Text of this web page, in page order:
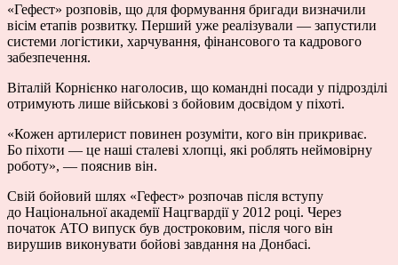
«Гефест» розповів, що для формування бригади визначили
вісім етапів розвитку. Перший уже реалізували — запустили
системи логістики, харчування, фінансового та кадрового
забезпечення.
Віталій Корнієнко наголосив, що командні посади у підрозділі
отримують лише військові з бойовим досвідом у піхоті.
«Кожен артилерист повинен розуміти, кого він прикриває.
Бо піхоти — це наші сталеві хлопці, які роблять неймовірну
роботу», — пояснив він.
Свій бойовий шлях «Гефест» розпочав після вступу
до Національної академії Нацгвардії у 2012 році. Через
початок АТО випуск був достроковим, після чого він
вирушив виконувати бойові завдання на Донбасі.